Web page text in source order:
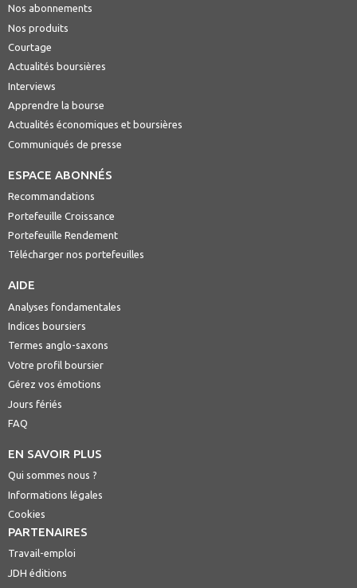
Nos abonnements
Nos produits
Courtage
Actualités boursières
Interviews
Apprendre la bourse
Actualités économiques et boursières
Communiqués de presse
ESPACE ABONNÉS
Recommandations
Portefeuille Croissance
Portefeuille Rendement
Télécharger nos portefeuilles
AIDE
Analyses fondamentales
Indices boursiers
Termes anglo-saxons
Votre profil boursier
Gérez vos émotions
Jours fériés
FAQ
EN SAVOIR PLUS
Qui sommes nous ?
Informations légales
Cookies
PARTENAIRES
Travail-emploi
JDH éditions